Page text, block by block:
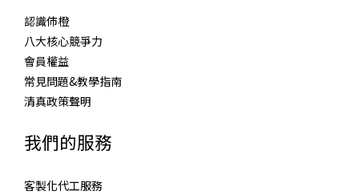
認識伂橙
八大核心競爭力
會員權益
常見問題&教學指南
清真政策聲明
我們的服務
客製化代工服務